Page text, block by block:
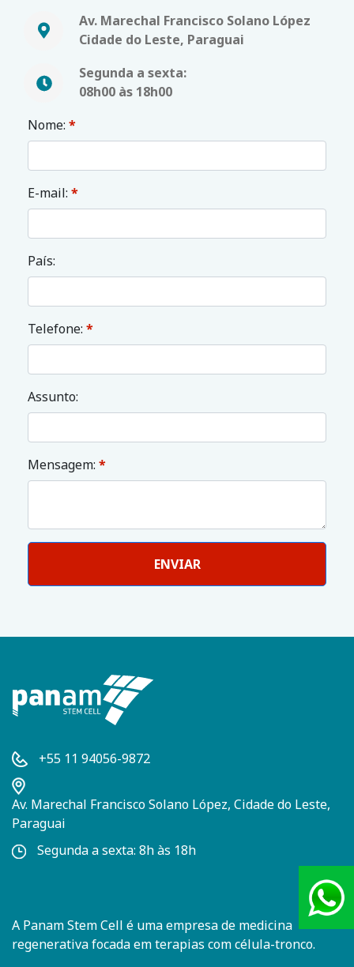
Av. Marechal Francisco Solano López
Cidade do Leste, Paraguai
Segunda a sexta:
08h00 às 18h00
Nome: *
E-mail: *
País:
Telefone: *
Assunto:
Mensagem: *
ENVIAR
+55 11 94056-9872
Av. Marechal Francisco Solano López, Cidade do Leste,
Paraguai
Segunda a sexta: 8h às 18h
A Panam Stem Cell é uma empresa de medicina
regenerativa focada em terapias com célula-tronco.
+55